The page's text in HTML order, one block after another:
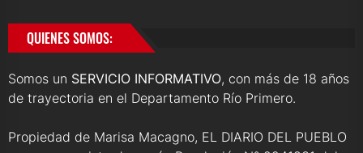
QUIENES SOMOS:
Somos un SERVICIO INFORMATIVO, con más de 18 años
de trayectoria en el Departamento Río Primero.
Propiedad de Marisa Macagno, EL DIARIO DEL PUEBLO